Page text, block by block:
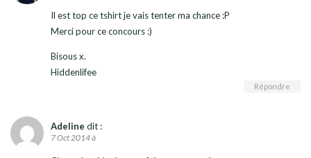
Il est top ce tshirt je vais tenter ma chance :P
Merci pour ce concours :)
Bisous x.
Hiddenlifee
Répondre
Adeline dit :
7 Oct 2014 à